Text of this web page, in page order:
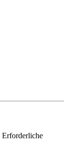
Erforderliche